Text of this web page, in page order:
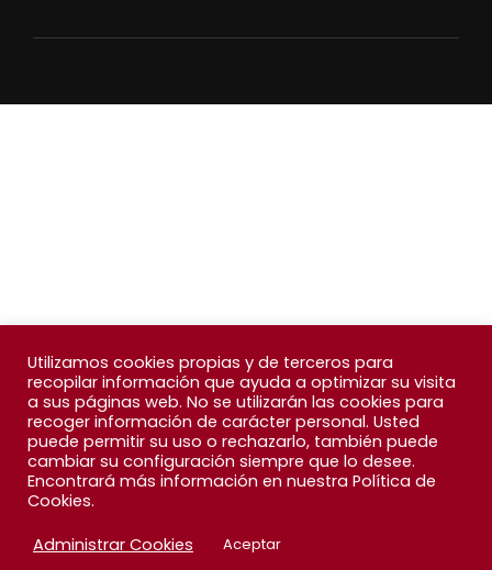
Utilizamos cookies propias y de terceros para
recopilar información que ayuda a optimizar su visita
a sus páginas web. No se utilizarán las cookies para
recoger información de carácter personal. Usted
puede permitir su uso o rechazarlo, también puede
cambiar su configuración siempre que lo desee.
Encontrará más información en nuestra Política de
Cookies.
Administrar Cookies
Aceptar